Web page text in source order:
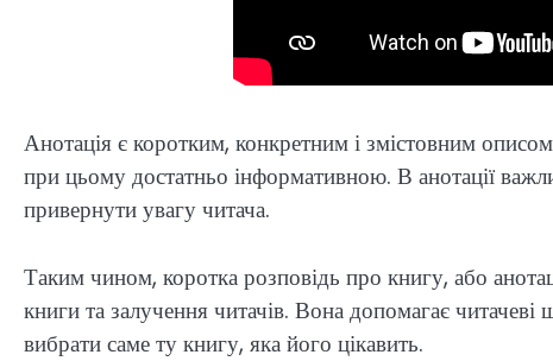
Анотація є коротким, конкретним і змістовним
при цьому достатньо інформативною. В анотації
привернути увагу читача.
Таким чином, коротка розповідь про книгу, або
книги та залучення читачів. Вона допомагає читачеві
вибрати саме ту книгу, яка його цікавить.